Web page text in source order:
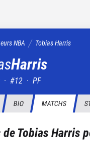
Actu NBA
NBA TobiasHarris
Harris
· #12 · PF
BIO MATCHS
deTobias Harris